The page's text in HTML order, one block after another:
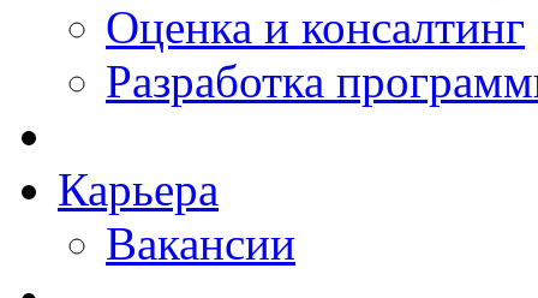
Оценка и консалтинг
Разработка
Карьера
Вакансии